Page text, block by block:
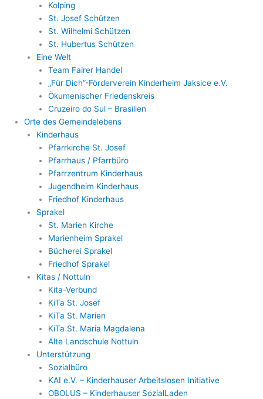
Kolping
St. Josef Schützen
St. Wilhelmi Schützen
St. Hubertus Schützen
Eine Welt
Team Fairer Handel
„Für Dich”-Förderverein Kinderheim Jaksice e.V.
Ökumenischer Friedenskreis
Cruzeiro do Sul – Brasilien
Orte des Gemeindelebens
Kinderhaus
Pfarrkirche St. Josef
Pfarrhaus / Pfarrbüro
Pfarrzentrum Kinderhaus
Jugendheim Kinderhaus
Friedhof Kinderhaus
Sprakel
St. Marien Kirche
Marienheim Sprakel
Bücherei Sprakel
Friedhof Sprakel
Kitas / Nottuln
Kita-Verbund
KiTa St. Josef
KiTa St. Marien
KiTa St. Maria Magdalena
Alte Landschule Nottuln
Unterstützung
Sozialbüro
KAI e.V. – Kinderhauser Arbeitslosen Initiative
OBOLUS – Kinderhauser SozialLaden